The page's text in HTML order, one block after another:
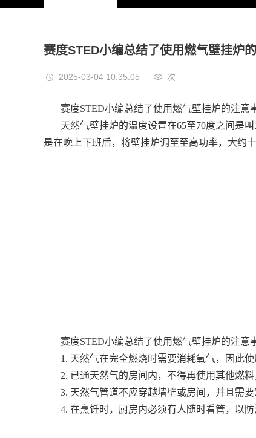
赛度STED小编总结了使用燃气壁挂炉
2025-03-04 10:35:05 次
赛度STED小编总结了使用燃气壁挂炉的注意
天然气壁挂炉的温度设置在65至70度之间是
是在晚上下班后，将壁挂炉调至至高功率，大约
赛度STED小编总结了使用燃气壁挂炉的注意
1. 天然气在完全燃烧时需要消耗氧气，因此
2. 已通天然气的房间内，不得再使用其他燃料
3. 天然气管道不应穿越墙壁或房间，并且需
4. 在烹饪时，厨房内必须有人随时看管，以